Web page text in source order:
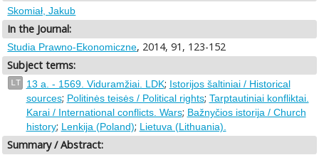
Skomiał, Jakub
In the Journal:
Studia Prawno-Ekonomiczne, 2014, 91, 123-152
Subject terms:
LT 13 a. - 1569. Viduramžiai. LDK; Istorijos šaltiniai / Historical
sources; Politinės teisės / Political rights; Tarptautiniai konfliktai.
Karai / International conflicts. Wars; Bažnyčios istorija / Church
history; Lenkija (Poland); Lietuva (Lithuania).
Summary / Abstract: